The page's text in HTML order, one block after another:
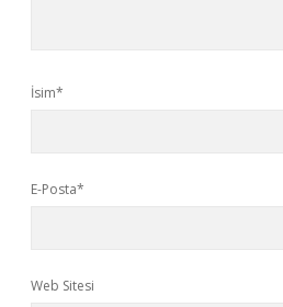
İsim*
E-Posta*
Web Sitesi